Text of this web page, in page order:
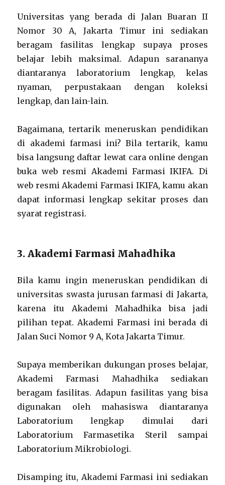
Universitas yang berada di Jalan Buaran II
Nomor 30 A, Jakarta Timur ini sediakan
beragam fasilitas lengkap supaya proses
belajar lebih maksimal. Adapun sarananya
diantaranya laboratorium lengkap, kelas
nyaman, perpustakaan dengan koleksi
lengkap, dan lain-lain.
Bagaimana, tertarik meneruskan pendidikan
di akademi farmasi ini? Bila tertarik, kamu
bisa langsung daftar lewat cara online dengan
buka web resmi Akademi Farmasi IKIFA. Di
web resmi Akademi Farmasi IKIFA, kamu akan
dapat informasi lengkap sekitar proses dan
syarat registrasi.
3. Akademi Farmasi Mahadhika
Bila kamu ingin meneruskan pendidikan di
universitas swasta jurusan farmasi di Jakarta,
karena itu Akademi Mahadhika bisa jadi
pilihan tepat. Akademi Farmasi ini berada di
Jalan Suci Nomor 9 A, Kota Jakarta Timur.
Supaya memberikan dukungan proses belajar,
Akademi Farmasi Mahadhika sediakan
beragam fasilitas. Adapun fasilitas yang bisa
digunakan oleh mahasiswa diantaranya
Laboratorium lengkap dimulai dari
Laboratorium Farmasetika Steril sampai
Laboratorium Mikrobiologi.
Disamping itu, Akademi Farmasi ini sediakan